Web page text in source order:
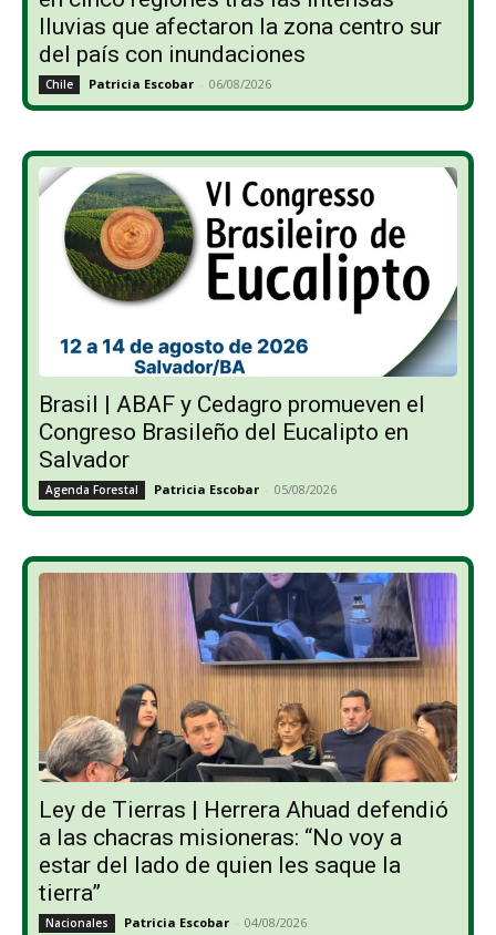
lluvias que afectaron la zona centro sur
del país con inundaciones
Chile Patricia Escobar - 06/08/2026
Brasil | ABAF y Cedagro promueven el
Congreso Brasileño del Eucalipto en
Salvador
Agenda Forestal Patricia Escobar - 05/08/2026
Ley de Tierras | Herrera Ahuad defendió
a las chacras misioneras: “No voy a
estar del lado de quien les saque la
tierra”
Nacionales Patricia Escobar - 04/08/2026